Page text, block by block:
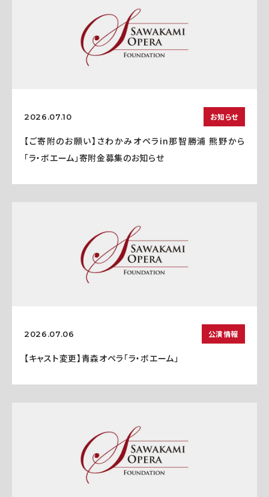
2026.07.10 お知らせ
【ご寄附のお願い】さわかみオペラin那智勝浦 熊野から
「ラ・ボエーム」寄附金募集のお知らせ
2026.07.06 公演情報
【キャスト変更】青森オペラ「ラ・ボエーム」